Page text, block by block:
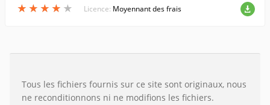
★ ★ ★ ★ ★
★ ★ ★ ★ ★ Licence: Moyennant des frais
Tous les fichiers fournis sur ce site sont originaux, nous
ne reconditionnons ni ne modifions les fichiers.